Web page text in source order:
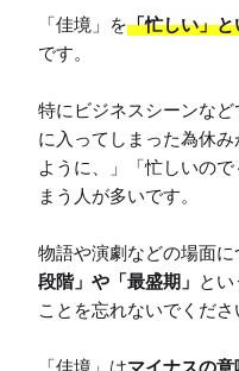
「佳境」を「忙しい」
です。
特にビジネスシーンな
に入ってしまった為休
ように、」「忙しいの
まう人が多いです。
物語や演劇などの場面に
段階」や「最盛期」 と
ことを忘れないでくださ